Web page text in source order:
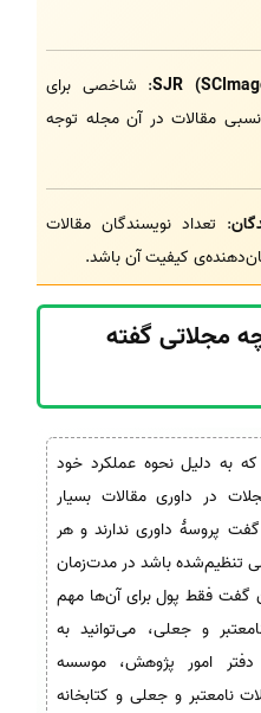
: شاخصی برای
مقالات در آن مجله توجه
: تعداد نویسندگان مقالات
کیفیت آن باشد.
مجلاتی گفته
به دلیل نحوه عملکرد خود
در داوری مقالات بسیار
پروسۀ داوری ندارند و هر
تنظیم‌شده باشد در مدت‌زمان
گفت فقط پول برای آن‌ها مهم
و جعلی، می‌توانید به
امور پژوهش، موسسه
نامعتبر و جعلی و کتابخانه